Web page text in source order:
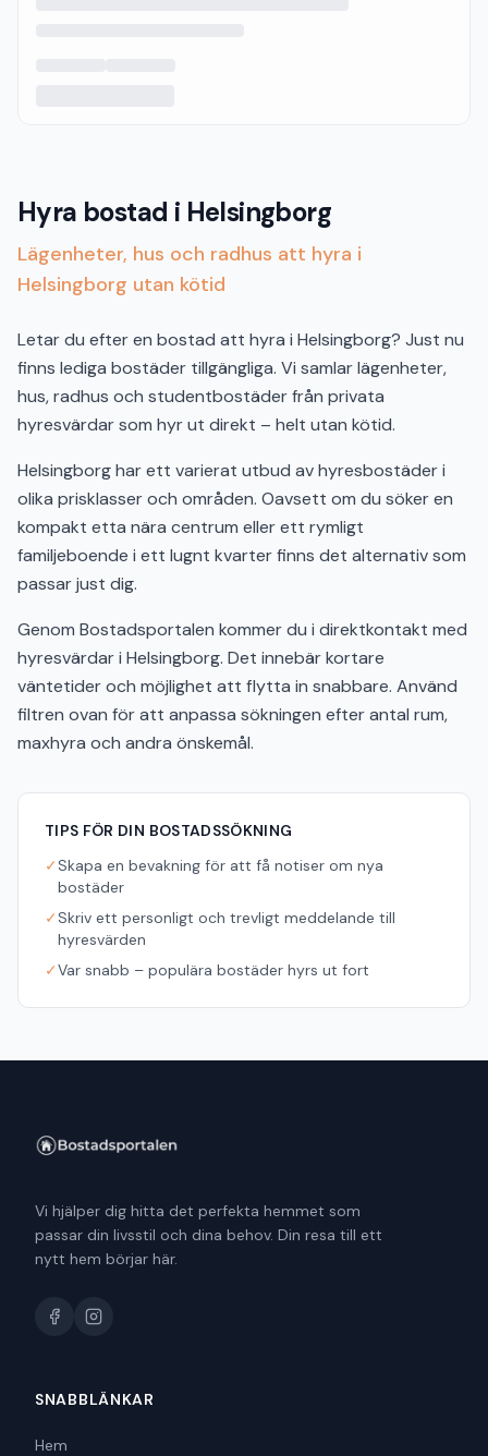
Hyra bostad i Helsingborg
Lägenheter, hus och radhus att hyra i
Helsingborg utan kötid
Letar du efter en bostad att hyra i Helsingborg? Just nu
finns lediga bostäder tillgängliga. Vi samlar lägenheter,
hus, radhus och studentbostäder från privata
hyresvärdar som hyr ut direkt – helt utan kötid.
Helsingborg har ett varierat utbud av hyresbostäder i
olika prisklasser och områden. Oavsett om du söker en
kompakt etta nära centrum eller ett rymligt
familjeboende i ett lugnt kvarter finns det alternativ som
passar just dig.
Genom Bostadsportalen kommer du i direktkontakt med
hyresvärdar i Helsingborg. Det innebär kortare
väntetider och möjlighet att flytta in snabbare. Använd
filtren ovan för att anpassa sökningen efter antal rum,
maxhyra och andra önskemål.
TIPS FÖR DIN BOSTADSSÖKNING
✓Skapa en bevakning för att få notiser om nya
bostäder
✓Skriv ett personligt och trevligt meddelande till
hyresvärden
✓Var snabb – populära bostäder hyrs ut fort
Vi hjälper dig hitta det perfekta hemmet som
passar din livsstil och dina behov. Din resa till ett
nytt hem börjar här.
SNABBLÄNKAR
Hem